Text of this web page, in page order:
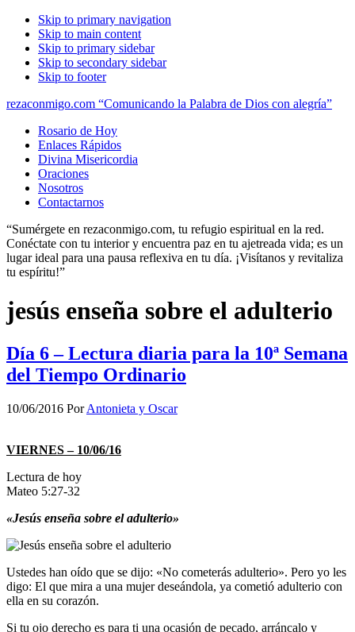
Skip to primary navigation
Skip to main content
Skip to primary sidebar
Skip to secondary sidebar
Skip to footer
rezaconmigo.com “Comunicando la Palabra de Dios con alegría”
Rosario de Hoy
Enlaces Rápidos
Divina Misericordia
Oraciones
Nosotros
Contactarnos
“Sumérgete en rezaconmigo.com, tu refugio espiritual en la red.
Conéctate con tu interior y encuentra paz en tu ajetreada vida; es un
lugar ideal para una pausa reflexiva en tu día. ¡Visítanos y revitaliza
tu espíritu!”
jesús enseña sobre el adulterio
Día 6 – Lectura diaria para la 10ª Semana
del Tiempo Ordinario
10/06/2016 PorAntonieta y Oscar
VIERNES – 10/06/16
Lectura de hoy
Mateo 5:27-32
«Jesús enseña sobre el adulterio»
Ustedes han oído que se dijo: «No cometerás adulterio». Pero yo les
digo: El que mira a una mujer deseándola, ya cometió adulterio con
ella en su corazón.
Si tu ojo derecho es para ti una ocasión de pecado, arráncalo y